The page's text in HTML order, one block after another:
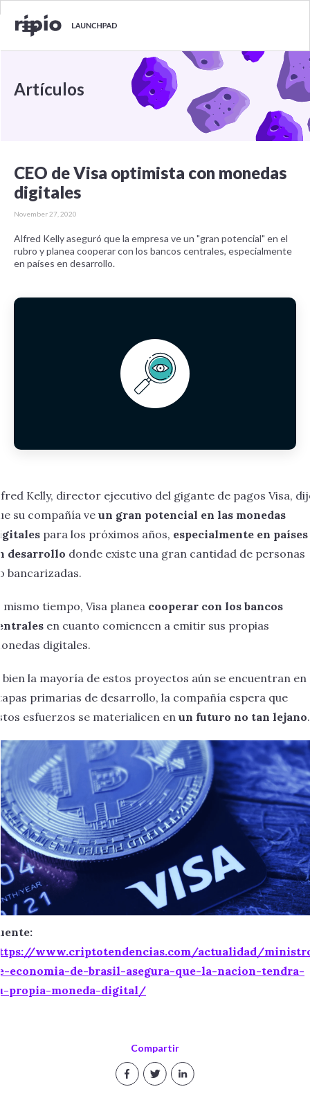
Artículos
CEO de Visa optimista con monedas
digitales
November 27, 2020
Alfred Kelly aseguró que la empresa ve un "gran potencial" en el
rubro y planea cooperar con los bancos centrales, especialmente
en países en desarrollo.
Compartir
Kelly, director ejecutivo del gigante de pagos Visa,
su compañía ve un gran potencial en las monedas
para los próximos años, especialmente en países
desarrollo donde existe una gran cantidad de personas
bancarizadas.
mismo tiempo, Visa planea cooperar con los bancos
en cuanto comiencen a emitir sus propias
digitales.
bien la mayoría de estos proyectos aún se encuentran en
primarias de desarrollo, la compañía espera que
esfuerzos se materialicen en un futuro no tan lejano.
www.criptotendencias.com/actualidad/
economia-de-brasil-asegura-que-la-nacion-tendra-
propia-moneda-digital/